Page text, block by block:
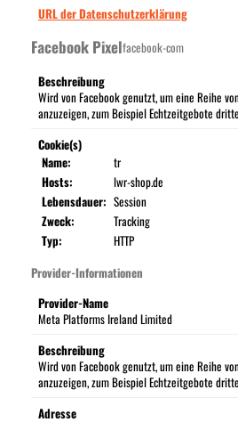
URL der Datenschutzerklärung
Facebook Pixelfacebook-com
Beschreibung
Wird von Facebook genutzt, um eine Reihe
anzuzeigen, zum Beispiel Echtzeitgebote
Cookie(s)
Name:
tr
Hosts:
lwr-shop.de
Lebensdauer: Session
Zweck:
Tracking
Typ:
HTTP
Provider-Informationen
Provider-Name
Meta Platforms Ireland Limited
Beschreibung
Wird von Facebook genutzt, um eine Reihe
anzuzeigen, zum Beispiel Echtzeitgebote
Adresse